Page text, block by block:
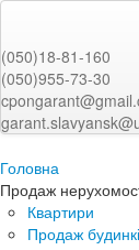
(050)18-81-160
(050)955-73-30
Головна
Продаж
Квартири
Продаж